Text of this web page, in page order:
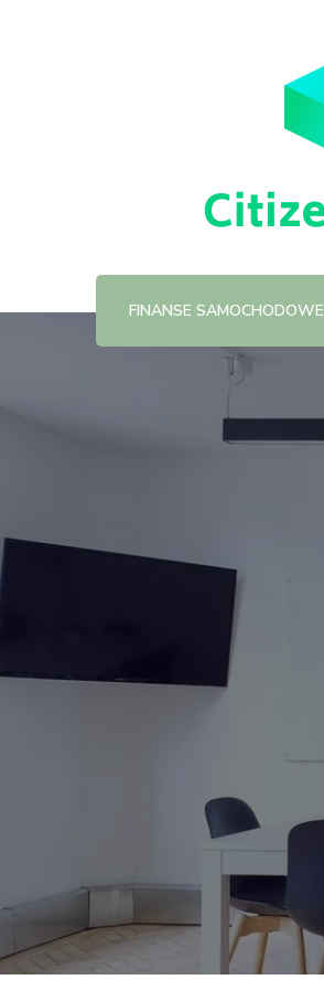
FINANSE SAMOCHODOWE